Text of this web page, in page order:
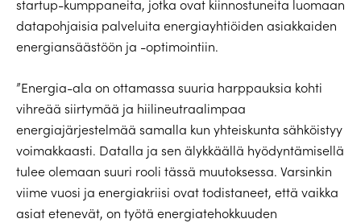
startup-kumppaneita, jotka ovat kiinnostuneita luomaan
datapohjaisia palveluita energiayhtiöiden asiakkaiden
energiansäästöön ja -optimointiin.
”Energia-ala on ottamassa suuria harppauksia kohti
vihreää siirtymää ja hiilineutraalimpaa
energiajärjestelmää samalla kun yhteiskunta sähköistyy
voimakkaasti. Datalla ja sen älykkäällä hyödyntämisellä
tulee olemaan suuri rooli tässä muutoksessa. Varsinkin
viime vuosi ja energiakriisi ovat todistaneet, että vaikka
asiat etenevät, on työtä energiatehokkuuden